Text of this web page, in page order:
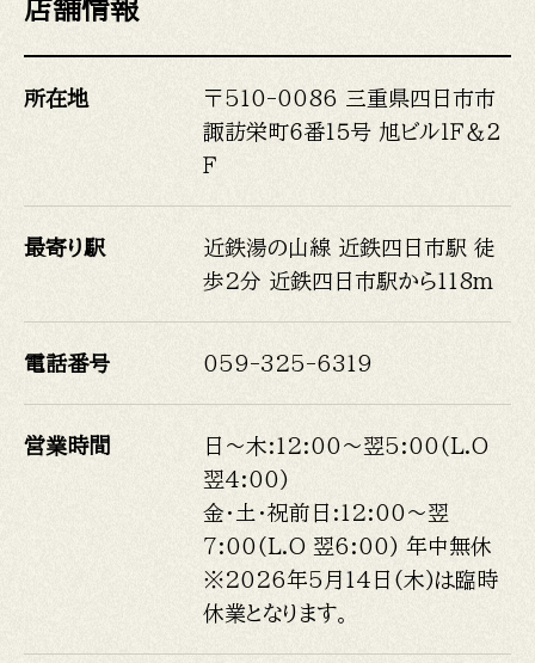
店舗情報
所在地
〒510-0086 三重県四日市市
諏訪栄町６番１５号 旭ビル１Ｆ＆２
Ｆ
最寄り駅
近鉄湯の山線 近鉄四日市駅 徒
歩2分 近鉄四日市駅から118m
電話番号 059-325-6319
営業時間
日～木:12:00〜翌5:00(L.O
翌4:00)
金・土・祝前日:12:00～翌
7:00(L.O 翌6:00) 年中無休
※2026年5月14日(木)は臨時
休業となります。